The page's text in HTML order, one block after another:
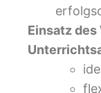
Einsatz